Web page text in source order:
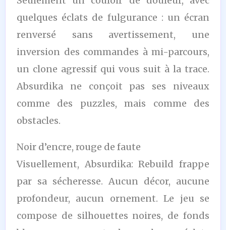
quelques éclats de fulgurance : un écran
renversé sans avertissement, une
inversion des commandes à mi-parcours,
un clone agressif qui vous suit à la trace.
Absurdika ne conçoit pas ses niveaux
comme des puzzles, mais comme des
obstacles.
Noir d’encre, rouge de faute
Visuellement, Absurdika: Rebuild frappe
par sa sécheresse. Aucun décor, aucune
profondeur, aucun ornement. Le jeu se
compose de silhouettes noires, de fonds